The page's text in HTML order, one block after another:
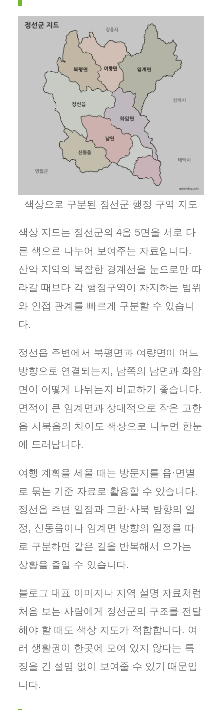
색상으로 구분된 정선군 행정 구역 지도
색상 지도는 정선군의 4읍 5면을 서로 다
른 색으로 나누어 보여주는 자료입니다.
산악 지역의 복잡한 경계선을 눈으로만 따
라갈 때보다 각 행정구역이 차지하는 범위
와 인접 관계를 빠르게 구분할 수 있습니
다.
정선읍 주변에서 북평면과 여량면이 어느
방향으로 연결되는지, 남쪽의 남면과 화암
면이 어떻게 나뉘는지 비교하기 좋습니다.
면적이 큰 임계면과 상대적으로 작은 고한
읍·사북읍의 차이도 색상으로 나누면 한눈
에 드러납니다.
여행 계획을 세울 때는 방문지를 읍·면별
로 묶는 기준 자료로 활용할 수 있습니다.
정선읍 주변 일정과 고한·사북 방향의 일
정, 신동읍이나 임계면 방향의 일정을 따
로 구분하면 같은 길을 반복해서 오가는
상황을 줄일 수 있습니다.
블로그 대표 이미지나 지역 설명 자료처럼
처음 보는 사람에게 정선군의 구조를 전달
해야 할 때도 색상 지도가 적합합니다. 여
러 생활권이 한곳에 모여 있지 않다는 특
징을 긴 설명 없이 보여줄 수 있기 때문입
니다.